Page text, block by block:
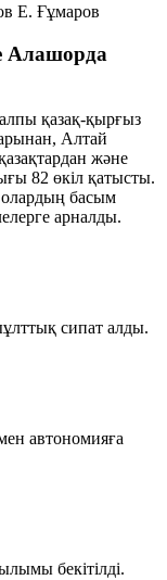
Е. Ғұмаров
Алашорда
қазақ-қырғыз
Алтай
және
82 өкіл қатысты.
олардың басым
арналды.
сипат алды.
автономияға
бекітілді.